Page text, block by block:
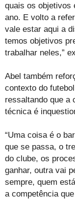
quais os objetivos
ano. E volto a
vale estar aqui a
temos objetivos
trabalhar neles,”
Abel também
contexto do
ressaltando que a
técnica é
“Uma coisa é o
que se passa, o
do clube, os
ganhar, outra vai
sempre, quem
a competência